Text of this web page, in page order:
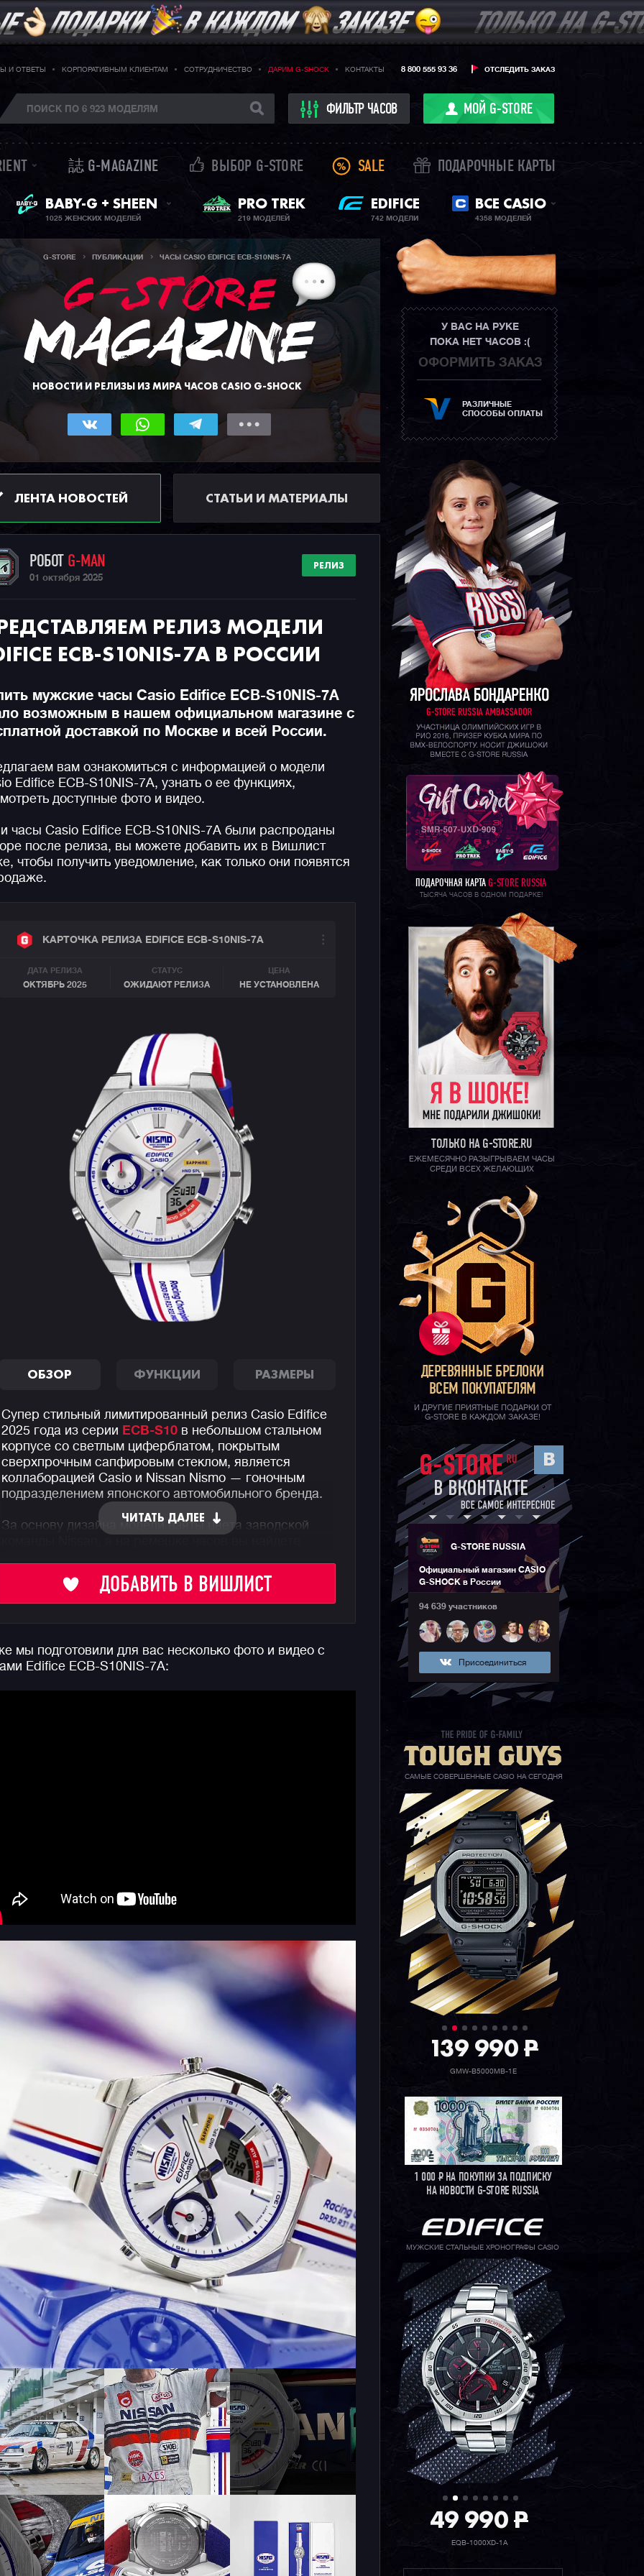
И ОТВЕТЫ КОРПОРАТИВНЫМ КЛИЕНТАМ СОТРУДНИЧЕСТВО ДАРИМ G-SHOCK КОНТАКТЫ ОТСЛЕДИТЬ ЗАКАЗ
8 800 555 93 36
ФИЛЬТР ЧАСОВ МОЙ G-STORE
誌 G-MAGAZINE ВЫБОР G-STORE SALE ПОДАРОЧНЫЕ КАРТЫ
ЖЕНСКИЕ ЧАСЫ
BABY-G + SHEEN
1025 ЖЕНСКИХ МОДЕЛЕЙ
PRO TREK
219 МОДЕЛЕЙ
EDIFICE
742 МОДЕЛИ
ВСЕ CASIO
4358 МОДЕЛЕЙ
G-STORE ПУБЛИКАЦИИ ЧАСЫ CASIO EDIFICE ECB-S10NIS-7A
НОВОСТИ И РЕЛИЗЫ ИЗ МИРА ЧАСОВ CASIO G-SHOCK
ЛЕНТА НОВОСТЕЙ СТАТЬИ И МАТЕРИАЛЫ
РОБОТ G-MAN
01 октября 2025
РЕЛИЗ
РЕЛИЗ МОДЕЛИ
ECB-S10NIS-7A В РОССИИ
мужские часы Casio Edifice ECB-S10NIS-7A
возможным в нашем официальном магазине с
доставкой по Москве и всей России.
вам ознакомиться с информацией о модели
Edifice ECB-S10NIS-7A, узнать о ее функциях,
доступные фото и видео.
часы Casio Edifice ECB-S10NIS-7A были распроданы
после релиза, вы можете добавить их в Вишлист
чтобы получить уведомление, как только они появятся
КАРТОЧКА РЕЛИЗА EDIFICE ECB-S10NIS-7A
ДАТА РЕЛИЗА
ОКТЯБРЬ 2025
СТАТУС
ОЖИДАЮТ РЕЛИЗА
ЦЕНА
НЕ УСТАНОВЛЕНА
ОБЗОР ФУНКЦИИ РАЗМЕРЫ
Супер стильный лимитированный релиз Casio Edifice
2025 года из серии ECB-S10 в небольшом стальном
корпусе со светлым циферблатом, покрытым
сверхпрочным сапфировым стеклом, является
коллаборацией Casio и Nissan Nismo — гоночным
подразделением японского автомобильного бренда.
За основу дизайна модели взяты цвета заводской
которыми Nismo завоевывали титулы с 1984 по 1997
номерам гоночных автомобилей, которые мчались в
ночной темноте во время 24-часовых гонок, а желтая
подсветку циферблата и дисплея.
Добавьте сюда отображение даты или дня недели на
каждый день современного мужчины!
серия ECB— это знаменитая
аналого-цифровая серия Edifice, модели которой
отличает технологичность и узнаваемый внешний
вид.
ЧИТАТЬ ДАЛЕЕ
ДОБАВИТЬ В ВИШЛИСТ
мы подготовили для вас несколько фото и видео с
Edifice ECB-S10NIS-7A:
У ВАС НА РУКЕ
ПОКА НЕТ ЧАСОВ :(
ОФОРМИТЬ ЗАКАЗ
РАЗЛИЧНЫЕ
СПОСОБЫ ОПЛАТЫ
ПОДАРОЧНАЯ КАРТА G-STORE RUSSIA
ТЫСЯЧА ЧАСОВ В ОДНОМ ПОДАРКЕ!
ТОЛЬКО НА G-STORE.RU
ЕЖЕМЕСЯЧНО РАЗЫГРЫВАЕМ ЧАСЫ
СРЕДИ ВСЕХ ЖЕЛАЮЩИХ
ДЕРЕВЯННЫЕ БРЕЛОКИ
ВСЕМ ПОКУПАТЕЛЯМ
И ДРУГИЕ ПРИЯТНЫЕ ПОДАРКИ ОТ
G-STORE В КАЖДОМ ЗАКАЗЕ!
G-STORE RUSSIA
Официальный магазин CASIO
G-SHOCK в России
94 639 участников
Присоединиться
САМЫЕ СОВЕРШЕННЫЕ CASIO НА СЕГОДНЯ
139 990P
GMW-B5000MB-1E
1 000РНА ПОКУПКИ ЗА ПОДПИСКУ
НА НОВОСТИ G-STORE RUSSIA
МУЖСКИЕ СТАЛЬНЫЕ ХРОНОГРАФЫ CASIO
49 990P
EQB-1000XD-1A